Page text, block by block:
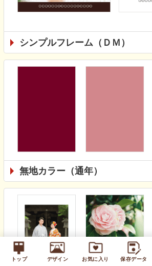
トップ デザイン お気に入り 保存データ
シンプルフレーム（ＤＭ）
無地カラー（通年）